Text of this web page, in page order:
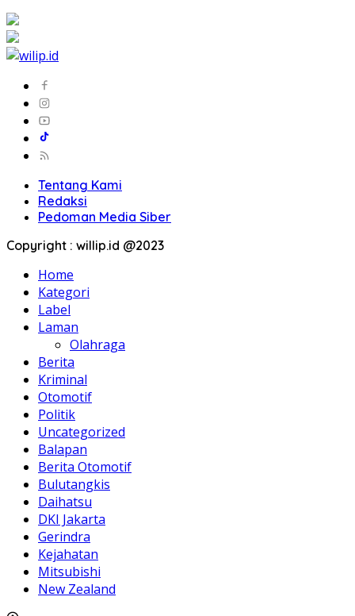
Tentang Kami
Redaksi
Pedoman Media Siber
Copyright : willip.id @2023
Home
Kategori
Label
Laman
Olahraga
Berita
Kriminal
Otomotif
Politik
Uncategorized
Balapan
Berita Otomotif
Bulutangkis
Daihatsu
DKI Jakarta
Gerindra
Kejahatan
Mitsubishi
New Zealand